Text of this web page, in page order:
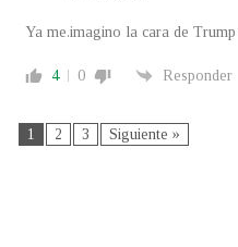
Ya me.imagino la cara de Trump
4 0 Responder
1 2 3 Siguiente »